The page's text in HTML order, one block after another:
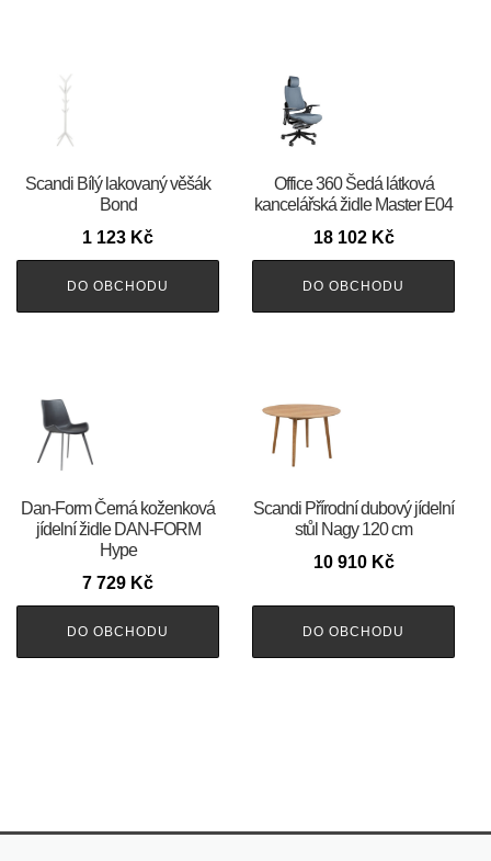
Scandi Bílý lakovaný věšák
Bond
1 123 Kč
DO OBCHODU
Office 360 Šedá látková
kancelářská židle Master E04
18 102 Kč
DO OBCHODU
​​​​​Dan-Form Černá koženková
jídelní židle DAN-FORM
Hype
7 729 Kč
DO OBCHODU
Scandi Přírodní dubový jídelní
stůl Nagy 120 cm
10 910 Kč
DO OBCHODU